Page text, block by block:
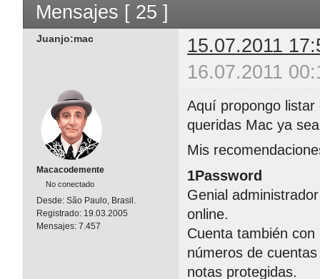
Mensajes [ 25 ]
Juanjo:mac
15.07.2011
16.07.2011
Macacodemente
No conectado
Desde: São Paulo, Brasil.
Registrado: 19.03.2005
Mensajes: 7.457
Aquí propongo
queridas Mac ya
Mis
1Password
Genial
online.
Cuenta también
números de
notas protegidas.